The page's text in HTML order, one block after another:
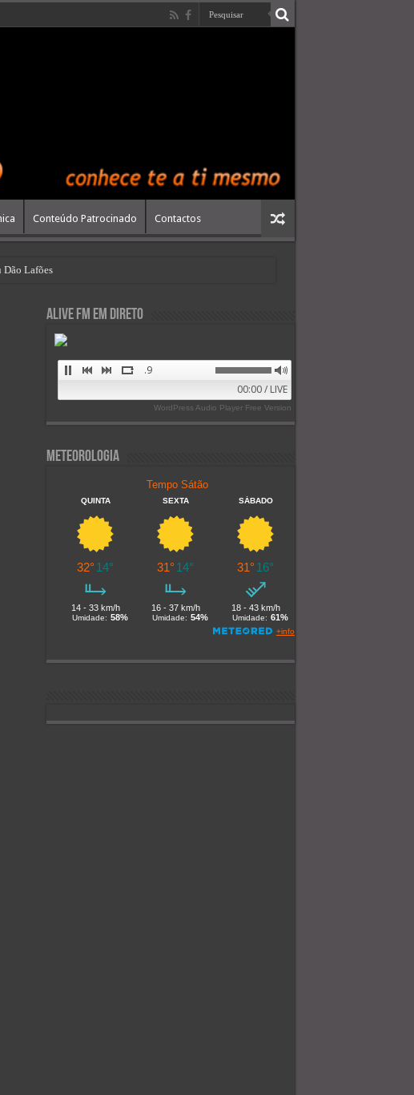
Conteúdo Patrocinado Contactos
Dão Lafões
Alive FM em Direto
Alive FM 89.9
00:00 / LIVE
WordPress Audio Player Free Version
Meteorologia